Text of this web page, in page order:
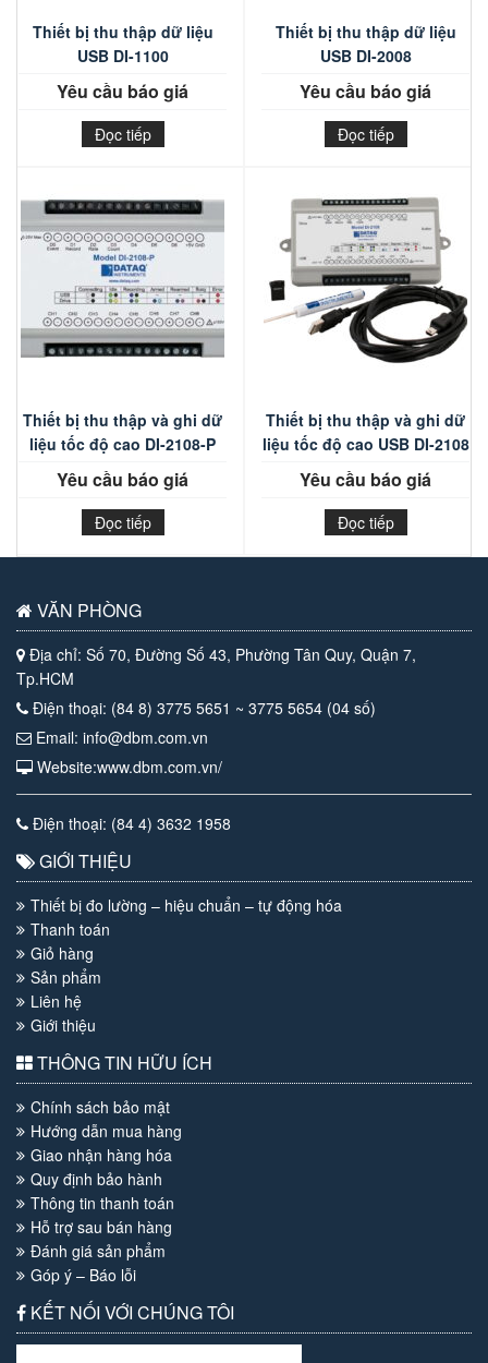
Thiết bị thu thập dữ liệu
USB DI-1100
Yêu cầu báo giá
Đọc tiếp
Thiết bị thu thập dữ liệu
USB DI-2008
Yêu cầu báo giá
Đọc tiếp
Thiết bị thu thập và ghi dữ
liệu tốc độ cao DI-2108-P
Yêu cầu báo giá
Đọc tiếp
Thiết bị thu thập và ghi dữ
liệu tốc độ cao USB DI-2108
Yêu cầu báo giá
Đọc tiếp
VĂN PHÒNG
Địa chỉ: Số 70, Đường Số 43, Phường Tân Quy, Quận 7,
Tp.HCM
Điện thoại: (84 8) 3775 5651 ~ 3775 5654 (04 số)
Email: info@dbm.com.vn
Website:www.dbm.com.vn/
Điện thoại: (84 4) 3632 1958
GIỚI THIỆU
Thiết bị đo lường – hiệu chuẩn – tự động hóa
Thanh toán
Giỏ hàng
Sản phẩm
Liên hệ
Giới thiệu
THÔNG TIN HỮU ÍCH
Chính sách bảo mật
Hướng dẫn mua hàng
Giao nhận hàng hóa
Quy định bảo hành
Thông tin thanh toán
Hỗ trợ sau bán hàng
Đánh giá sản phẩm
Góp ý – Báo lỗi
KẾT NỐI VỚI CHÚNG TÔI